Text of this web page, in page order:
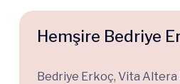
Hemşire Bedriye
Bedriye Erkoç, Vita